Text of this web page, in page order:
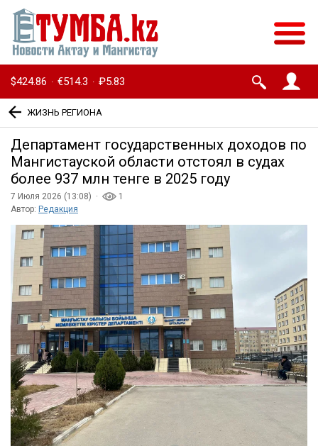
$424.86 · €514.3 · ₽5.83
ЖИЗНЬ РЕГИОНА
Департамент государственных доходов по
Мангистауской области отстоял в судах
более 937 млн тенге в 2025 году
7 Июля 2026 (13:08) ·
1
Автор: Редакция